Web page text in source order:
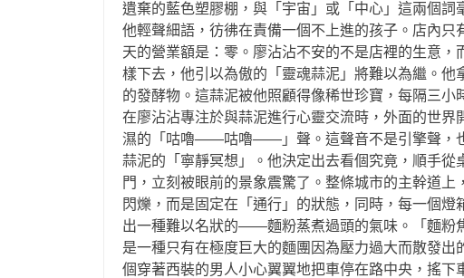
遺棄的藍色塑膠棚，與「宇宙」或「中心」這兩個詞
他輕聲細語，彷彿在責備一個不上進的孩子。店內
天的營業額是：零。廖沾沾不安的不是店裡的生意
樣下去，他引以為傲的「靈魂蒜泥」將難以為繼。
的發酵物。這蒜泥被他照顧得像稀世珍寶，每隔三
在廖沾沾專注於與蒜泥進行心靈交流時，外面的世
濕的「咕嚕——咕嚕——」聲。這聲音不是引擎聲，也
蒜泥的「寧靜冥想」。他決定出去看個究竟，順手
門，立刻被眼前的景象震驚了。整條城市的主幹道上，
閃爍，而是固定在「通行」的狀態，同時，每一個
出一種難以名狀的——麵粉蒸煮過頭的氣味。「麵粉
是一種只有在極度巨大的麵團因為壓力過大而散發
個穿著西裝的男人小心翼翼地把車停在路中央，搖下